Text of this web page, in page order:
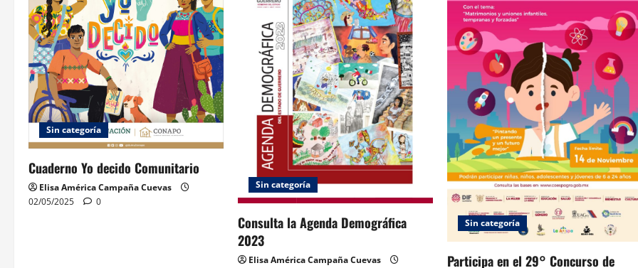
v
i
g
a
t
i
o
Sin categoría
Cuaderno Yo decido Comunitario
Elisa América Campaña Cuevas
02/05/2025
0
Sin categoría
Consulta la Agenda Demográfica
2023
Elisa América Campaña Cuevas
Sin categoría
Participa en el 29° Concurso de